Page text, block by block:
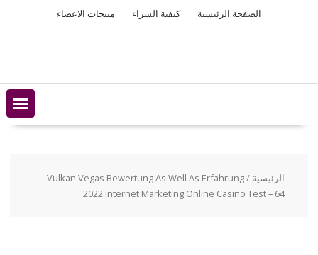
الصفحة الرئيسية كيفية الشراء منتجات الاعضاء
الرئيسية
/ Vulkan Vegas Bewertung As Well As Erfahrung
2022 Internet Marketing Online Casino Test – 64